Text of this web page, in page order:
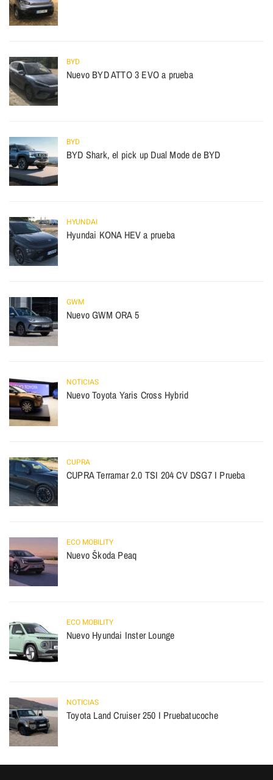
BYD
Nuevo BYD ATTO 3 EVO a prueba
BYD
BYD Shark, el pick up Dual Mode de BYD
HYUNDAI
Hyundai KONA HEV a prueba
GWM
Nuevo GWM ORA 5
NOTICIAS
Nuevo Toyota Yaris Cross Hybrid
CUPRA
CUPRA Terramar 2.0 TSI 204 CV DSG7 I Prueba
ECO MOBILITY
Nuevo Škoda Peaq
ECO MOBILITY
Nuevo Hyundai Inster Lounge
NOTICIAS
Toyota Land Cruiser 250 I Pruebatucoche